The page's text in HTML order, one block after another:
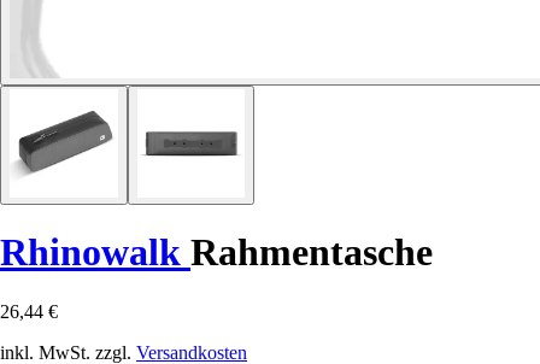
Rhinowalk Rahmentasche
26,44 €
inkl. MwSt. zzgl. Versandkosten